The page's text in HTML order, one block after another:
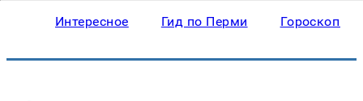
Интересное Гид по Перми Гороскопы